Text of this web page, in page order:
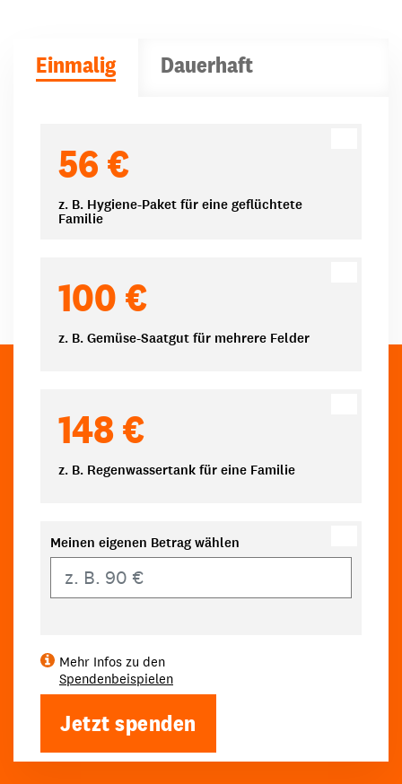
Einmalig Dauerhaft
56 €
z. B. Hygiene-Paket für eine geflüchtete
Familie
100 €
z. B. Gemüse-Saatgut für mehrere Felder
148 €
z. B. Regenwassertank für eine Familie
Meinen eigenen Betrag wählen
Mehr Infos zu den
Spendenbeispielen
Jetzt spenden